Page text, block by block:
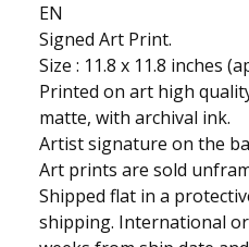
EN
Signed Art Print.
Size : 11.8 x 11.8 inches
Printed on art high
matte, with archival ink.
Artist signature on the
Art prints are sold
Shipped flat in a
shipping. International